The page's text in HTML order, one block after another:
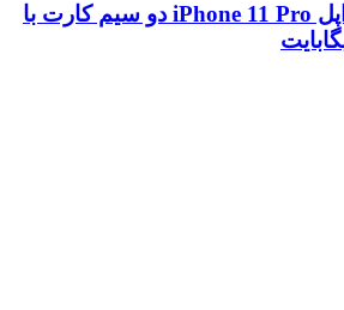
گوشی موبایل اپل iPhone 11 Pro دو سیم کارت با